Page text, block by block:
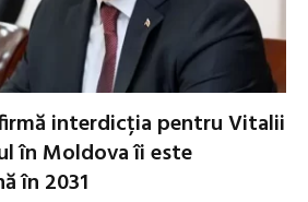
interdicția pentru Vitalii
în Moldova îi este
în 2031